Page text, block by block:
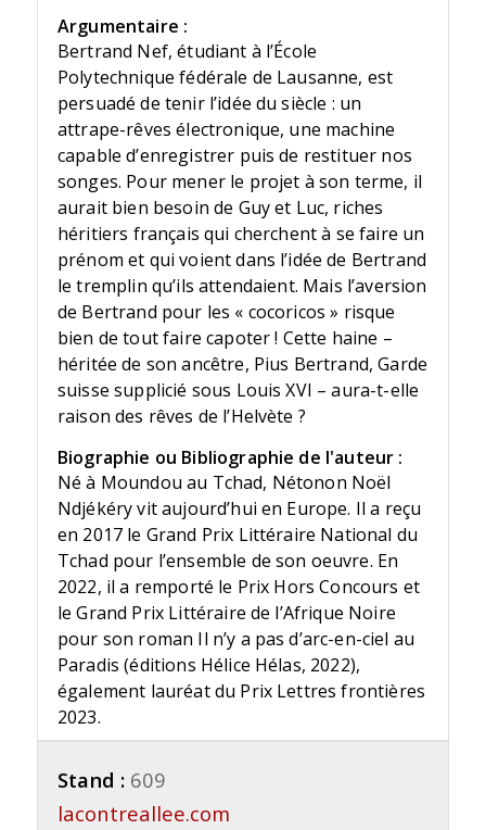
Argumentaire :
Bertrand Nef, étudiant à l’École
Polytechnique fédérale de Lausanne, est
persuadé de tenir l’idée du siècle : un
attrape-rêves électronique, une machine
capable d’enregistrer puis de restituer nos
songes. Pour mener le projet à son terme, il
aurait bien besoin de Guy et Luc, riches
héritiers français qui cherchent à se faire un
prénom et qui voient dans l’idée de Bertrand
le tremplin qu’ils attendaient. Mais l’aversion
de Bertrand pour les « cocoricos » risque
bien de tout faire capoter ! Cette haine –
héritée de son ancêtre, Pius Bertrand, Garde
suisse supplicié sous Louis XVI – aura-t-elle
raison des rêves de l’Helvète ?
Biographie ou Bibliographie de l'auteur :
Né à Moundou au Tchad, Nétonon Noël
Ndjékéry vit aujourd’hui en Europe. Il a reçu
en 2017 le Grand Prix Littéraire National du
Tchad pour l’ensemble de son oeuvre. En
2022, il a remporté le Prix Hors Concours et
le Grand Prix Littéraire de l’Afrique Noire
pour son roman Il n’y a pas d’arc-en-ciel au
Paradis (éditions Hélice Hélas, 2022),
également lauréat du Prix Lettres frontières
2023.
Stand : 609
lacontreallee.com